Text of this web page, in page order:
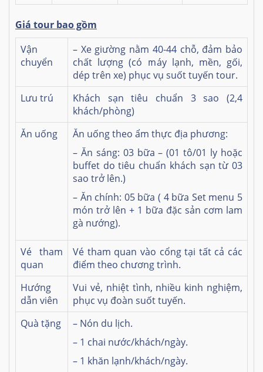
Giá tour bao gồm
Vận
chuyển
– Xe giường nằm 40-44 chỗ, đảm bảo
chất lượng (có máy lạnh, mền, gối,
dép trên xe) phục vụ suốt tuyến tour.
Lưu trú
Khách sạn tiêu chuẩn 3 sao (2,4
khách/phòng)
Ăn uống
Ăn uống theo ẩm thực địa phương:
– Ăn sáng: 03 bữa – (01 tô/01 ly hoặc
buffet do tiêu chuẩn khách sạn từ 03
sao trở lên.)
– Ăn chính: 05 bữa ( 4 bữa Set menu 5
món trở lên + 1 bữa đặc sản cơm lam
gà nướng).
Vé tham
quan
Vé tham quan vào cổng tại tất cả các
điểm theo chương trình.
Hướng
dẫn viên
Vui vẻ, nhiệt tình, nhiều kinh nghiệm,
phục vụ đoàn suốt tuyến.
Quà tặng
– Nón du lịch.
– 1 chai nước/khách/ngày.
– 1 khăn lạnh/khách/ngày.